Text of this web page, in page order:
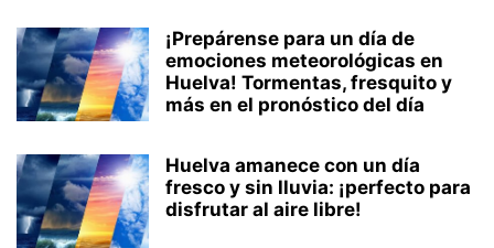
¡Prepárense para un día de
emociones meteorológicas en
Huelva! Tormentas, fresquito y
más en el pronóstico del día
Huelva amanece con un día
fresco y sin lluvia: ¡perfecto para
disfrutar al aire libre!